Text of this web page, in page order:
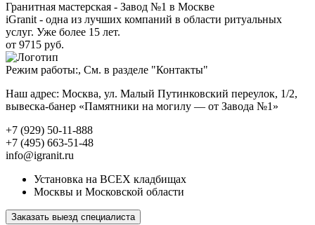
Гранитная мастерская - Завод №1 в Москве
iGranit - одна из лучших компаний в области ритуальных
услуг. Уже более 15 лет.
от 9715 руб.
Режим работы:, См. в разделе "Контакты"
Наш адрес: Москва, ул. Малый Путинковский переулок, 1/2,
вывеска-банер «Памятники на могилу — от Завода №1»
+7 (929) 50-11-888
+7 (495) 663-51-48
info@igranit.ru
Установка на ВСЕХ кладбищах
Москвы и Московской области
Заказать выезд специалиста